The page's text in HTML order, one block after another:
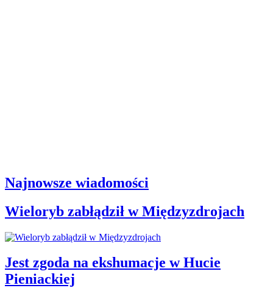
Najnowsze wiadomości
Wieloryb zabłądził w Międzyzdrojach
Jest zgoda na ekshumacje w Hucie
Pieniackiej